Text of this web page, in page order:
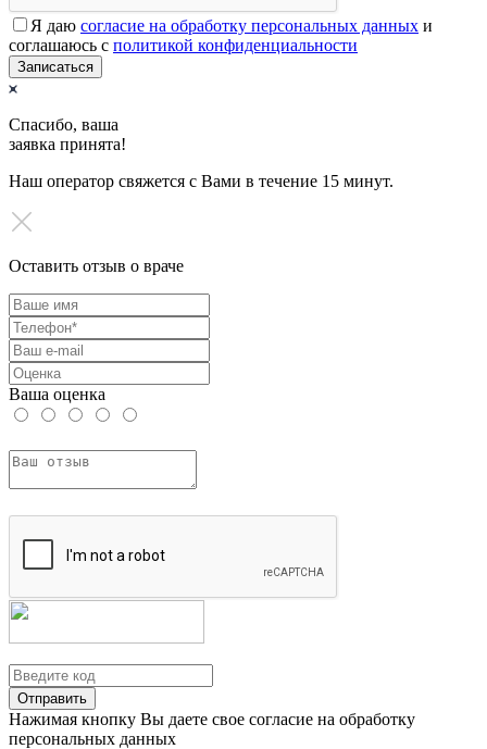
Я даю согласие на обработку персональных данных и
соглашаюсь с политикой конфиденциальности
Записаться
Спасибо, ваша
заявка принята!
Наш оператор свяжется с Вами в течение 15 минут.
Оставить отзыв о враче
Ваша оценка
Отправить
Нажимая кнопку Вы даете свое согласие на обработку
персональных данных